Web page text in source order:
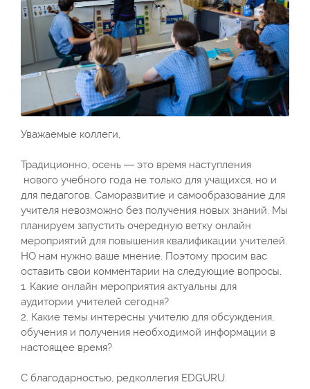
Уважаемые коллеги,
Традиционно, осень — это время наступления
нового учебного года не только для учащихся, но и
для педагогов. Саморазвитие и самообразование для
учителя невозможно без получения новых знаний. Мы
планируем запустить очередную ветку онлайн
мероприятий для повышения квалификации учителей.
НО нам нужно ваше мнение. Поэтому просим вас
оставить свои комментарии на следующие вопросы.
1. Какие онлайн мероприятия актуальны для
аудитории учителей сегодня?
2. Какие темы интересны учителю для обсуждения,
обучения и получения необходимой информации в
настоящее время?
С благодарностью, редколлегия EDGURU.